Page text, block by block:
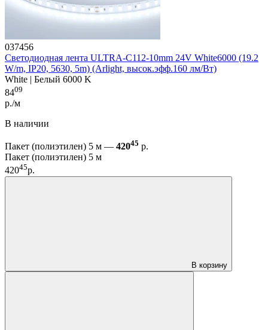
037456
Светодиодная лента ULTRA-C112-10mm 24V White6000 (19.2
W/m, IP20, 5630, 5m) (Arlight, высок.эфф.160 лм/Вт)
White | Белый 6000 K
8409
р./м
В наличии
Пакет (полиэтилен) 5 м — 42045 р.
Пакет (полиэтилен) 5 м
42045р.
В корзину